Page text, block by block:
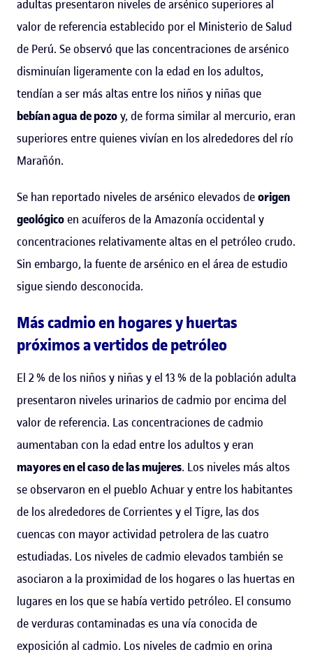
adultas presentaron niveles de arsénico superiores al
valor de referencia establecido por el Ministerio de Salud
de Perú. Se observó que las concentraciones de arsénico
disminuían ligeramente con la edad en los adultos,
tendían a ser más altas entre los niños y niñas que
bebían agua de pozoy, de forma similar al mercurio, eran
superiores entre quienes vivían en los alrededores del río
Marañón.
Se han reportado niveles de arsénico elevados deorigen
geológicoen acuíferos de la Amazonía occidental y
concentraciones relativamente altas en el petróleo crudo.
Sin embargo, la fuente de arsénico en el área de estudio
sigue siendo desconocida.
Más cadmio en hogares y huertas
próximos a vertidos de petróleo
El 2 % de los niños y niñas y el 13 % de la población adulta
presentaron niveles urinarios de cadmio por encima del
valor de referencia. Las concentraciones de cadmio
aumentaban con la edad entre los adultos y eran
mayores en el caso de las mujeres. Los niveles más altos
se observaron en el pueblo Achuar y entre los habitantes
de los alrededores de Corrientes y el Tigre, las dos
cuencas con mayor actividad petrolera de las cuatro
estudiadas. Los niveles de cadmio elevados también se
asociaron a la proximidad de los hogares o las huertas en
lugares en los que se había vertido petróleo. El consumo
de verduras contaminadas es una vía conocida de
exposición al cadmio. Los niveles de cadmio en orina